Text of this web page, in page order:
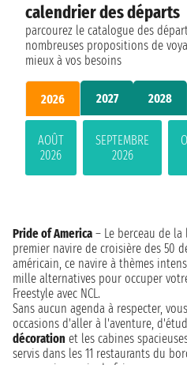
calendrier des départs
parcourez le catalogue des
nombreuses propositions de
mieux à vos besoins
2026 2027 2028
AOÛT
2026
SEPTEMBRE
2026
Pride of America – Le berceau de
premier navire de croisière des 50
américain, ce navire à thèmes
mille alternatives pour occuper
Freestyle avec NCL.
Sans aucun agenda à respecter,
occasions d'aller à l'aventure,
décoration et les cabines
servis dans les 11 restaurants du